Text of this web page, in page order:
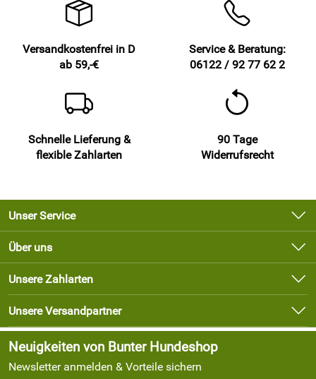
Versandkostenfrei in D
ab 59,-€
Service & Beratung:
06122 / 92 77 62 2
Schnelle Lieferung &
flexible Zahlarten
90 Tage
Widerrufsrecht
Unser Service
Kontakt
Newsletter
Lieferbedingungen
Kundenlogin
Über uns
Unsere Bestseller
Marken
Neu
Angebote
Unsere Zahlarten
Unsere Versandpartner
Neuigkeiten von Bunter Hundeshop
Newsletter anmelden & Vorteile sichern